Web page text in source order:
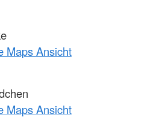
Maps Ansicht
Maps Ansicht